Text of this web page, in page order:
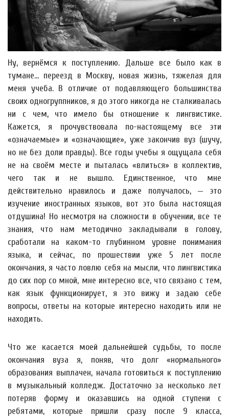
Ну, вернёмся к поступлению. Дальше все было как в
тумане... переезд в Москву, новая жизнь, тяжелая для
меня учеба. В отличие от подавляющего большинства
своих одногруппников, я до этого никогда не сталкивалась
ни с чем, что имело бы отношение к лингвистике.
Кажется, я прочувствовала по-настоящему все эти
«означаемые» и «означающие», уже закончив вуз (шучу,
но не без доли правды). Все годы учебы я ощущала себя
не на своём месте и пыталась «влиться» в коллектив,
чего так и не вышло. Единственное, что мне
действительно нравилось и даже получалось, — это
изучение иностранных языков, вот это была настоящая
отдушина! Но несмотря на сложности в обучении, все те
знания, что нам методично закладывали в голову,
сработали на каком-то глубинном уровне понимания
языка, и сейчас, по прошествии уже 5 лет после
окончания, я часто ловлю себя на мысли, что лингвистика
до сих пор со мной, мне интересно все, что связано с тем,
как язык функционирует, я это вижу и задаю себе
вопросы, ответы на которые интересно находить или не
находить.
Что же касается моей дальнейшей судьбы, то после
окончания вуза я, поняв, что долг «нормального»
образования выплачен, начала готовиться к поступлению
в музыкальный колледж. Достаточно за несколько лет
потеряв форму и оказавшись на одной ступени с
ребятами, которые пришли сразу после 9 класса,